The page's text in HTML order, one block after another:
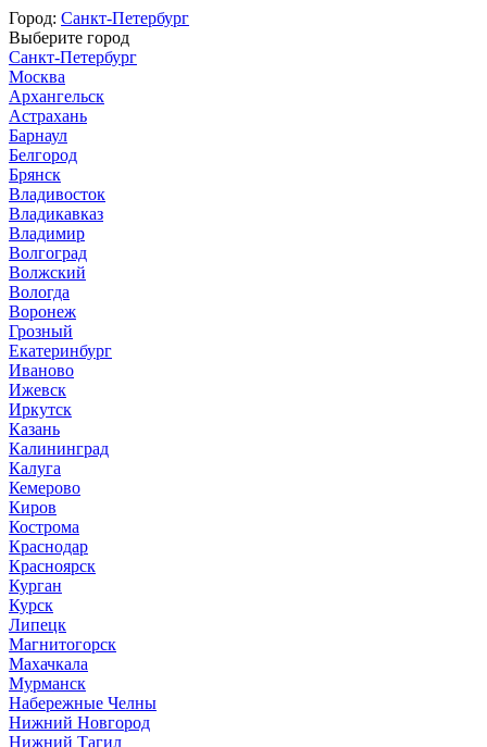
Город: Санкт-Петербург
Выберите город
Санкт-Петербург
Москва
Архангельск
Астрахань
Барнаул
Белгород
Брянск
Владивосток
Владикавказ
Владимир
Волгоград
Волжский
Вологда
Воронеж
Грозный
Екатеринбург
Иваново
Ижевск
Иркутск
Казань
Калининград
Калуга
Кемерово
Киров
Кострома
Краснодар
Красноярск
Курган
Курск
Липецк
Магнитогорск
Махачкала
Мурманск
Набережные Челны
Нижний Новгород
Нижний Тагил